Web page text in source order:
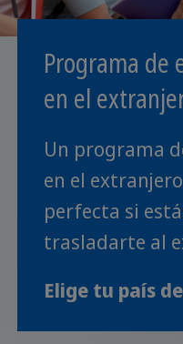
Programa de
en el
Un programa
en el
perfecta si
trasladarte al
Elige tu país